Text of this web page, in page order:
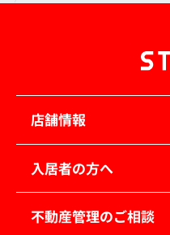
店舗情報
入居者の方へ
不動産管理のご相談